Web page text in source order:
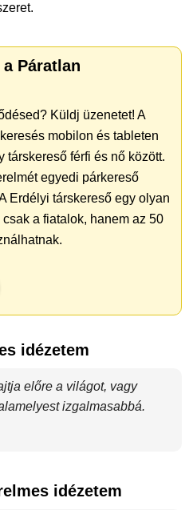
Páratlan
Küldj üzenetet! A
mobilon és tableten
társkereső férfi és nő között.
egyedi párkereső
Erdélyi társkereső egy olyan
a fiatalok, hanem az 50
idézetem
előre a világot, vagy
izgalmasabbá.
idézetem